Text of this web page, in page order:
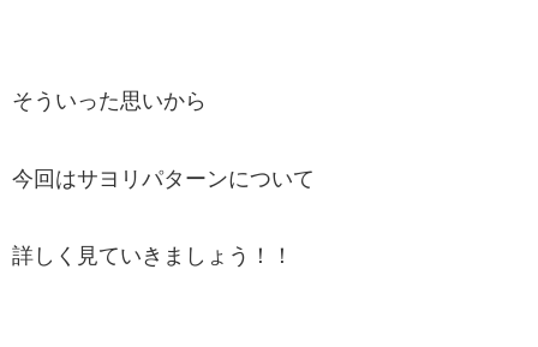
そういった思いから
今回はサヨリパターンについて
詳しく見ていきましょう！！